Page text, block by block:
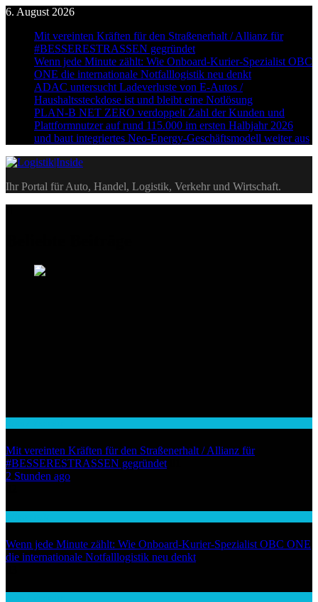
Skip
content
6. August 2026
Mit vereinten Kräften für den Straßenerhalt / Allianz für
#BESSERESTRASSEN gegründet
Wenn jede Minute zählt: Wie Onboard-Kurier-Spezialist OBC
ONE die internationale Notfalllogistik neu denkt
ADAC untersucht Ladeverluste von E-Autos /
Haushaltssteckdose ist und bleibt eine Notlösung
PLAN-B NET ZERO verdoppelt Zahl der Kunden und
Plattformnutzer auf rund 115.000 im ersten Halbjahr 2026
und baut integriertes Neo-Energy-Geschäftsmodell weiter aus
Logistik|Inside
Ihr Portal für Auto, Handel, Logistik, Verkehr und Wirtschaft.
Mit vereinten Kräften für den Straßenerhalt / Allianz für
#BESSERESTRASSEN gegründet
2 Stunden ago
Wenn jede Minute zählt: Wie Onboard-Kurier-Spezialist OBC ONE
die internationale Notfalllogistik neu denkt